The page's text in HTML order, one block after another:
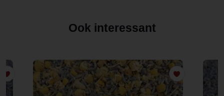
Ook interessant